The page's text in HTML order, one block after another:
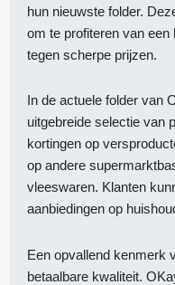
hun nieuwste folder.
om te profiteren van
tegen scherpe prijzen.
In de actuele folder van
uitgebreide selectie van
kortingen op
op andere
vleeswaren. Klanten
aanbiedingen op
Een opvallend kenmerk
betaalbare kwaliteit.